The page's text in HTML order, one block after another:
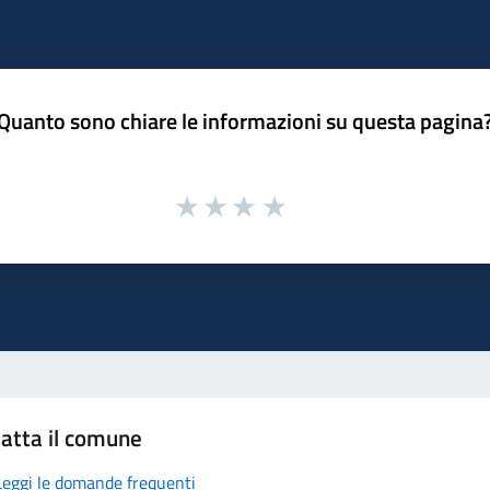
sono chiare le informazioni su questa
il comune
le domande frequenti